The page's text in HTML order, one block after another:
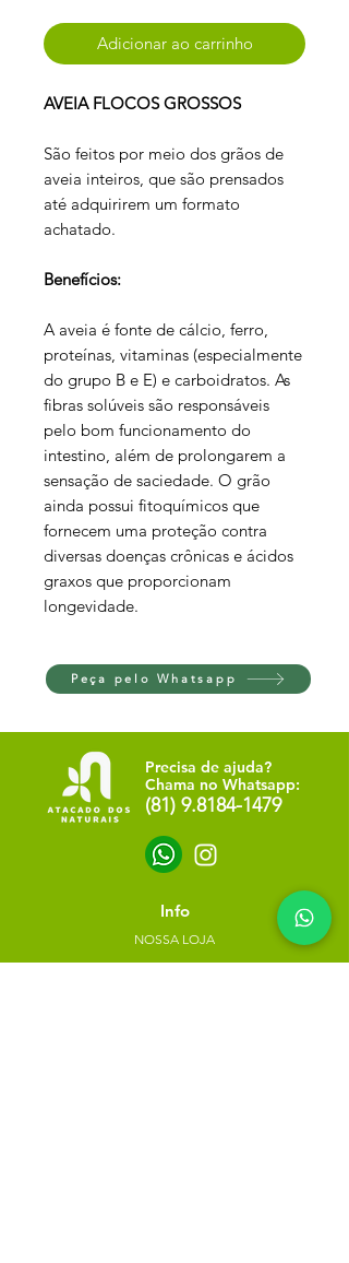
Adicionar ao carrinho
AVEIA FLOCOS GROSSOS
São feitos por meio dos grãos de
aveia inteiros, que são prensados
até adquirirem um formato
achatado.
Benefícios:
A aveia é fonte de cálcio, ferro,
proteínas, vitaminas (especialmente
do grupo B e E) e carboidratos. As
fibras solúveis são responsáveis
pelo bom funcionamento do
intestino, além de prolongarem a
sensação de saciedade. O grão
ainda possui fitoquímicos que
fornecem uma proteção contra
diversas doenças crônicas e ácidos
graxos que proporcionam
longevidade.
Peça pelo Whatsapp
Precisa de ajuda?
Chama no Whatsapp:
(81) 9.8184-1479
Info
NOSSA LOJA